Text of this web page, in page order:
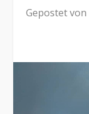
Gepostet von